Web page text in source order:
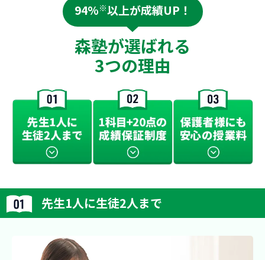
94%※以上が成績UP！
森塾が選ばれる
3つの理由
先生1人に生徒2人まで